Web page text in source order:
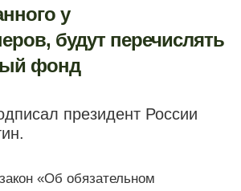
у
будут перечислять
фонд
президент России
«Об обязательном